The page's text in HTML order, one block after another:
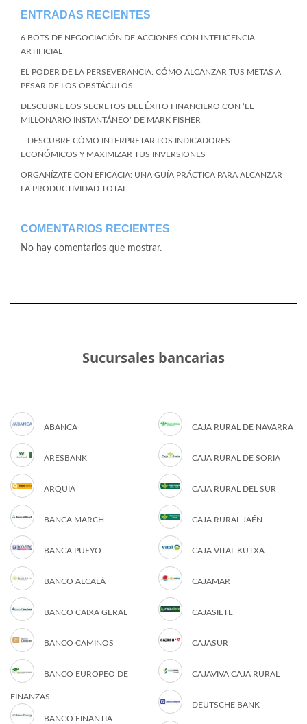
ENTRADAS RECIENTES
6 BOTS DE NEGOCIACIÓN DE ACCIONES CON INTELIGENCIA
ARTIFICIAL
EL PODER DE LA PERSEVERANCIA: CÓMO ALCANZAR TUS METAS A
PESAR DE LOS OBSTÁCULOS
DESCUBRE LOS SECRETOS DEL ÉXITO FINANCIERO CON ‘EL
MILLONARIO INSTANTÁNEO’ DE MARK FISHER
– DESCUBRE CÓMO INTERPRETAR LOS INDICADORES
ECONÓMICOS Y MAXIMIZAR TUS INVERSIONES
ORGANÍZATE CON EFICACIA: UNA GUÍA PRÁCTICA PARA ALCANZAR
LA PRODUCTIVIDAD TOTAL
COMENTARIOS RECIENTES
No hay comentarios que mostrar.
Sucursales bancarias
ABANCA
ARESBANK
ARQUIA
BANCA MARCH
BANCA PUEYO
BANCO ALCALÁ
BANCO CAIXA GERAL
BANCO CAMINOS
BANCO EUROPEO DE
FINANZAS
BANCO FINANTIA
CAJA RURAL DE NAVARRA
CAJA RURAL DE SORIA
CAJA RURAL DEL SUR
CAJA RURAL JAÉN
CAJA VITAL KUTXA
CAJAMAR
CAJASIETE
CAJASUR
CAJAVIVA CAJA RURAL
DEUTSCHE BANK